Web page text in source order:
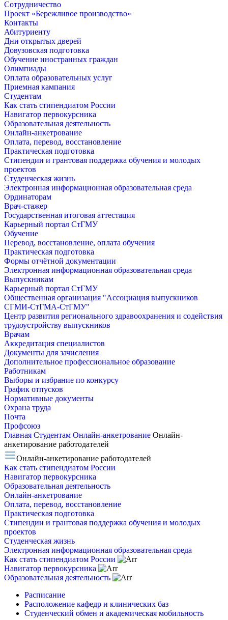
Сотрудничество
Проект «Бережливое производство»
Контакты
Абитуриенту
Дни открытых дверей
Довузовская подготовка
Обучение иностранных граждан
Олимпиады
Оплата образовательных услуг
Приемная кампания
Студентам
Как стать стипендиатом России
Навигатор первокурсника
Образовательная деятельность
Онлайн-анкетрование
Оплата, перевод, восстановление
Практическая подготовка
Стипендии и грантовая поддержка обучения и молодых
проектов
Студенческая жизнь
Электронная информационная образовательная среда
Ординаторам
Врач-стажер
Государственная итоговая аттестация
Карьерный портал СтГМУ
Обучение
Перевод, восстановление, оплата обучения
Практическая подготовка
Формы отчётной документации
Электронная информационная образовательная среда
Выпускникам
Карьерный портал СтГМУ
Общественная организация "Ассоциация выпускников
СГМИ-СтГМА-СтГМУ"
Центр развития регионального здравоохранения и содействия
трудоустройству выпускников
Врачам
Аккредитация специалистов
Документы для зачисления
Дополнительное профессиональное образование
Работникам
Выборы и избрание по конкурсу
График отпусков
Нормативные документы
Охрана труда
Почта
Профсоюз
Главная Студентам Онлайн-анкетрование Онлайн-
анкетирование работодателей
Онлайн-анкетирование работодателей
Как стать стипендиатом России
Навигатор первокурсника
Образовательная деятельность
Онлайн-анкетрование
Оплата, перевод, восстановление
Практическая подготовка
Стипендии и грантовая поддержка обучения и молодых
проектов
Студенческая жизнь
Электронная информационная образовательная среда
Как стать стипендиатом России
Навигатор первокурсника
Образовательная деятельность
Расписание
Расположение кафедр и клинических баз
Студенческий обмен и академическая мобильность